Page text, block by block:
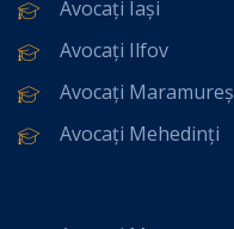
Avocați Iași
Avocați Ilfov
Avocați Maramureș
Avocați Mehedinți